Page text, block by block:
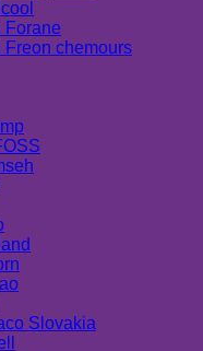
Forane
Freon chemours
Slovakia